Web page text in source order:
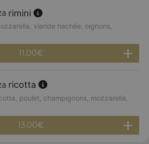
rimini
viande hachée, oignons,
11.00€
ricotta
poulet, champignons, mozzarella,
13.00€